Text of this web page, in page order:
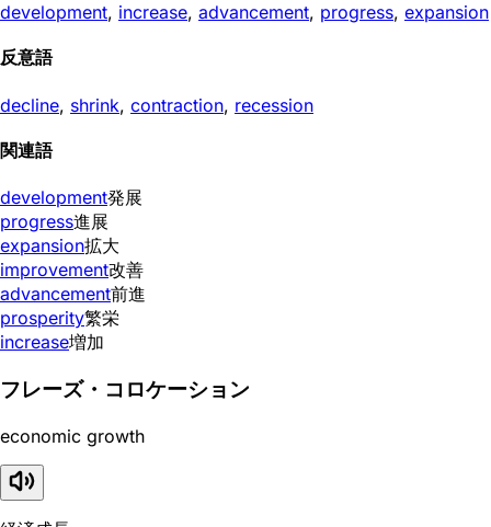
development, increase, advancement, progress, expansion
反意語
decline, shrink, contraction, recession
関連語
development発展
progress進展
expansion拡大
improvement改善
advancement前進
prosperity繁栄
increase増加
フレーズ・コロケーション
economic growth